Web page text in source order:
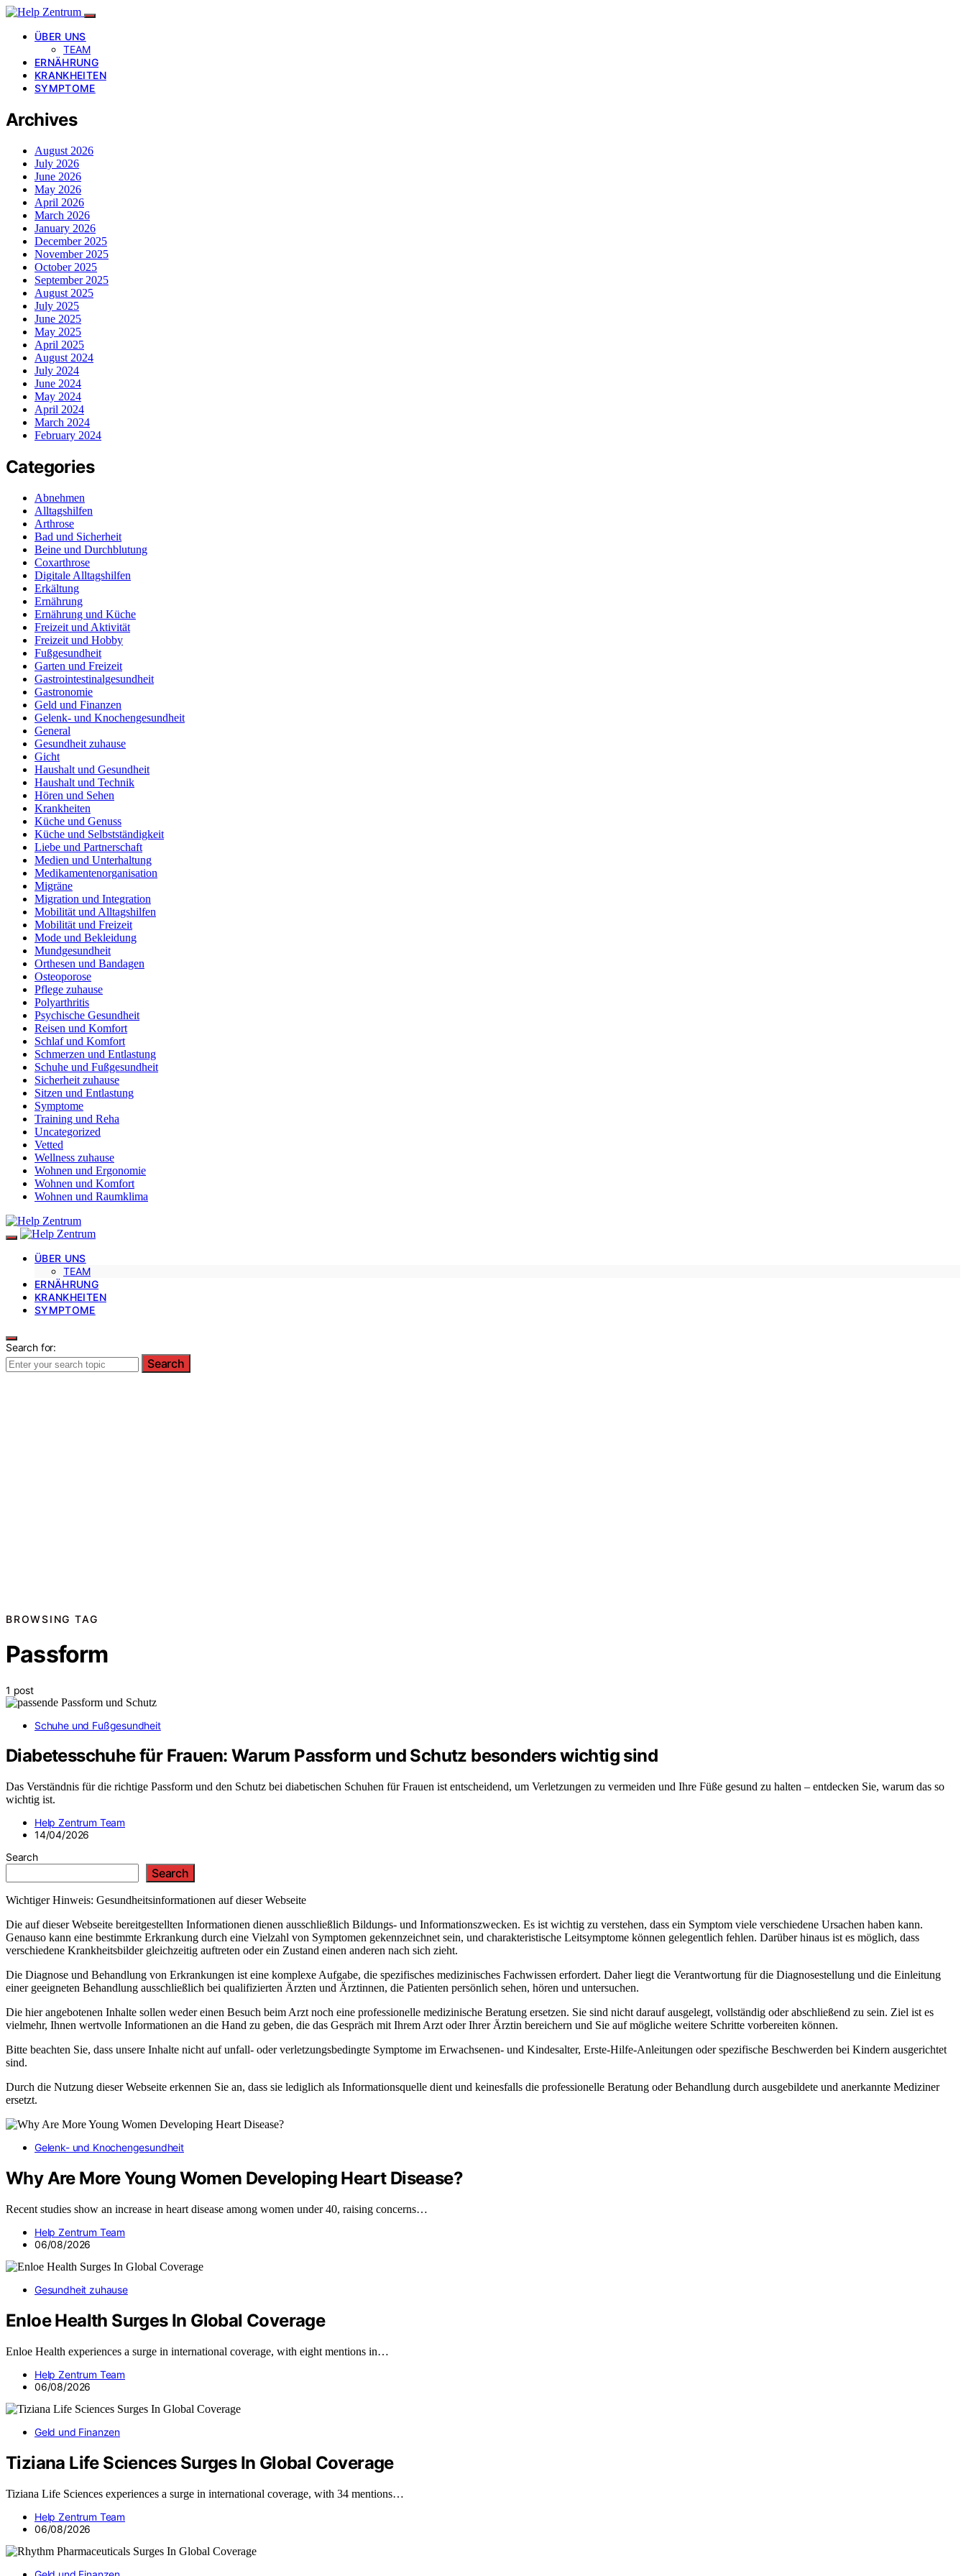
ÜBER UNS
TEAM
ERNÄHRUNG
KRANKHEITEN
SYMPTOME
Archives
August 2026
July 2026
June 2026
May 2026
April 2026
March 2026
January 2026
December 2025
November 2025
October 2025
September 2025
August 2025
July 2025
June 2025
May 2025
April 2025
August 2024
July 2024
June 2024
May 2024
April 2024
March 2024
February 2024
Categories
Abnehmen
Alltagshilfen
Arthrose
Bad und Sicherheit
Beine und Durchblutung
Coxarthrose
Digitale Alltagshilfen
Erkältung
Ernährung
Ernährung und Küche
Freizeit und Aktivität
Freizeit und Hobby
Fußgesundheit
Garten und Freizeit
Gastrointestinalgesundheit
Gastronomie
Geld und Finanzen
Gelenk- und Knochengesundheit
General
Gesundheit zuhause
Gicht
Haushalt und Gesundheit
Haushalt und Technik
Hören und Sehen
Krankheiten
Küche und Genuss
Küche und Selbstständigkeit
Liebe und Partnerschaft
Medien und Unterhaltung
Medikamentenorganisation
Migräne
Migration und Integration
Mobilität und Alltagshilfen
Mobilität und Freizeit
Mode und Bekleidung
Mundgesundheit
Orthesen und Bandagen
Osteoporose
Pflege zuhause
Polyarthritis
Psychische Gesundheit
Reisen und Komfort
Schlaf und Komfort
Schmerzen und Entlastung
Schuhe und Fußgesundheit
Sicherheit zuhause
Sitzen und Entlastung
Symptome
Training und Reha
Uncategorized
Vetted
Wellness zuhause
Wohnen und Ergonomie
Wohnen und Komfort
Wohnen und Raumklima
ÜBER UNS
TEAM
ERNÄHRUNG
KRANKHEITEN
SYMPTOME
Search for:
Search
BROWSING TAG
Passform
1 post
Schuhe und Fußgesundheit
Diabetesschuhe für Frauen: Warum Passform und Schutz besonders wichtig sind
Das Verständnis für die richtige Passform und den Schutz bei diabetischen Schuhen für Frauen ist entscheidend, um Verletzungen zu vermeiden und Ihre Füße gesund zu halten – entdecken Sie, warum das so
wichtig ist.
Help Zentrum Team
14/04/2026
Search
Search
Wichtiger Hinweis: Gesundheitsinformationen auf dieser Webseite
Die auf dieser Webseite bereitgestellten Informationen dienen ausschließlich Bildungs- und Informationszwecken. Es ist wichtig zu verstehen, dass ein Symptom viele verschiedene Ursachen haben kann.
Genauso kann eine bestimmte Erkrankung durch eine Vielzahl von Symptomen gekennzeichnet sein, und charakteristische Leitsymptome können gelegentlich fehlen. Darüber hinaus ist es möglich, dass
verschiedene Krankheitsbilder gleichzeitig auftreten oder ein Zustand einen anderen nach sich zieht.
Die Diagnose und Behandlung von Erkrankungen ist eine komplexe Aufgabe, die spezifisches medizinisches Fachwissen erfordert. Daher liegt die Verantwortung für die Diagnosestellung und die Einleitung
einer geeigneten Behandlung ausschließlich bei qualifizierten Ärzten und Ärztinnen, die Patienten persönlich sehen, hören und untersuchen.
Die hier angebotenen Inhalte sollen weder einen Besuch beim Arzt noch eine professionelle medizinische Beratung ersetzen. Sie sind nicht darauf ausgelegt, vollständig oder abschließend zu sein. Ziel ist es
vielmehr, Ihnen wertvolle Informationen an die Hand zu geben, die das Gespräch mit Ihrem Arzt oder Ihrer Ärztin bereichern und Sie auf mögliche weitere Schritte vorbereiten können.
Bitte beachten Sie, dass unsere Inhalte nicht auf unfall- oder verletzungsbedingte Symptome im Erwachsenen- und Kindesalter, Erste-Hilfe-Anleitungen oder spezifische Beschwerden bei Kindern ausgerichtet
sind.
Durch die Nutzung dieser Webseite erkennen Sie an, dass sie lediglich als Informationsquelle dient und keinesfalls die professionelle Beratung oder Behandlung durch ausgebildete und anerkannte Mediziner
ersetzt.
Gelenk- und Knochengesundheit
Why Are More Young Women Developing Heart Disease?
Recent studies show an increase in heart disease among women under 40, raising concerns…
Help Zentrum Team
06/08/2026
Gesundheit zuhause
Enloe Health Surges In Global Coverage
Enloe Health experiences a surge in international coverage, with eight mentions in…
Help Zentrum Team
06/08/2026
Geld und Finanzen
Tiziana Life Sciences Surges In Global Coverage
Tiziana Life Sciences experiences a surge in international coverage, with 34 mentions…
Help Zentrum Team
06/08/2026